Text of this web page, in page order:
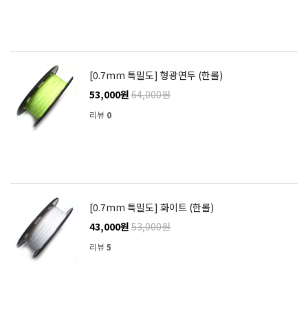
[0.7mm 특밀도] 형광연두 (한롤)
53,000원 64,000원
리뷰 0
[0.7mm 특밀도] 화이트 (한롤)
43,000원 53,000원
리뷰5